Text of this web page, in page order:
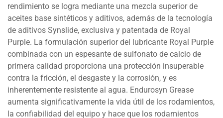
rendimiento se logra mediante una mezcla superior de
aceites base sintéticos y aditivos, además de la tecnología
de aditivos Synslide, exclusiva y patentada de Royal
Purple. La formulación superior del lubricante Royal Purple
combinada con un espesante de sulfonato de calcio de
primera calidad proporciona una protección insuperable
contra la fricción, el desgaste y la corrosión, y es
inherentemente resistente al agua. Endurosyn Grease
aumenta significativamente la vida útil de los rodamientos,
la confiabilidad del equipo y hace que los rodamientos